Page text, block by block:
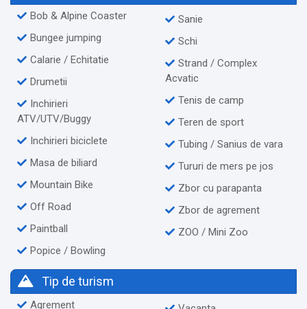
Bob & Alpine Coaster
Bungee jumping
Calarie / Echitatie
Drumetii
Inchirieri
ATV/UTV/Buggy
Inchirieri biciclete
Masa de biliard
Mountain Bike
Off Road
Paintball
Popice / Bowling
Sanie
Schi
Strand / Complex
Acvatic
Tenis de camp
Teren de sport
Tubing / Sanius de vara
Tururi de mers pe jos
Zbor cu parapanta
Zbor de agrement
ZOO / Mini Zoo
Tip de turism
Agrement